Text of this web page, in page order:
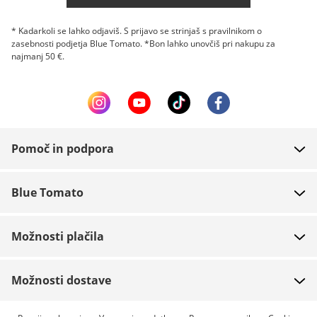
Salomon
Anon
Sandbox
Sweet Protection
ali deskate v parku, na smučišču ali v pršiču - izberite čelado, ki vam
* Kadarkoli se lahko odjaviš. S prijavo se strinjaš s pravilnikom o
zasebnosti podjetja Blue Tomato. *Bon lahko unovčiš pri nakupu za
najmanj 50 €.
Pomoč in podpora
Plačilo
Vračila
Blue Tomato
Zaposlitev
Možnosti plačila
Možnosti dostave